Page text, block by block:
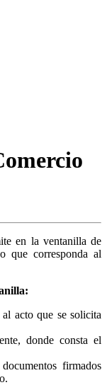
en la ventanilla de
que corresponda al
acto que se solicita
donde consta el
firmados